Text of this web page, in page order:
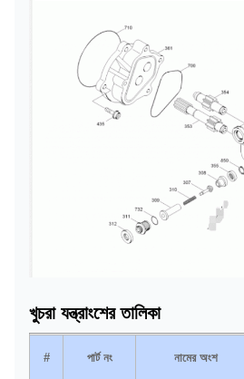
খুচরা যন্ত্রাংশের তালিকা
# পার্ট নং নামের অংশ